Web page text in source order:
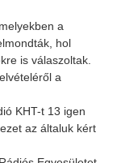
a
hol
is válaszoltak.
a
KHT-t 13 igen
az általuk kért